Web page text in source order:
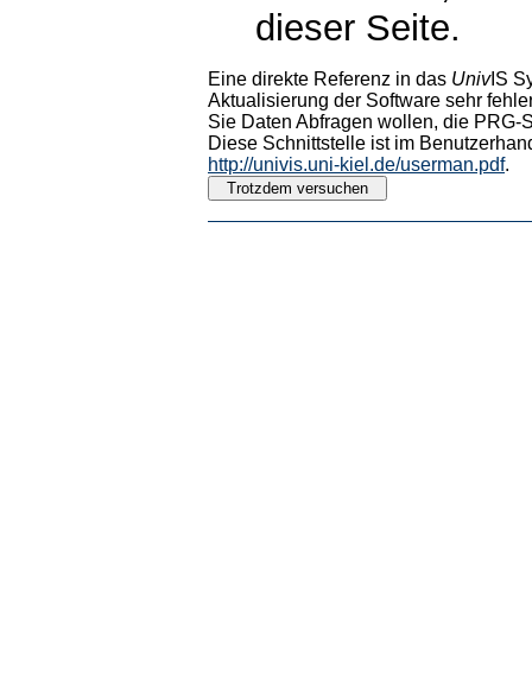
dieser Seite.
Eine direkte Referenz in das UnivIS
Aktualisierung der Software sehr
Sie Daten Abfragen wollen, die PRG-
Diese Schnittstelle ist im
http://univis.uni-kiel.de/userman.pdf.